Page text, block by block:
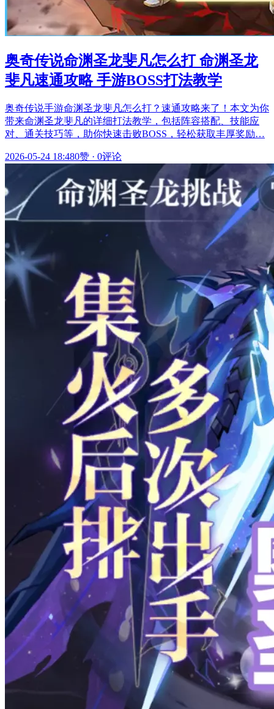
奥奇传说命渊圣龙斐凡怎么打 命渊圣龙
斐凡速通攻略 手游BOSS打法教学
奥奇传说手游命渊圣龙斐凡怎么打？速通攻略来了！本文为你
带来命渊圣龙斐凡的详细打法教学，包括阵容搭配、技能应
对、通关技巧等，助你快速击败BOSS，轻松获取丰厚奖励…
2026-05-24 18:480赞 · 0评论